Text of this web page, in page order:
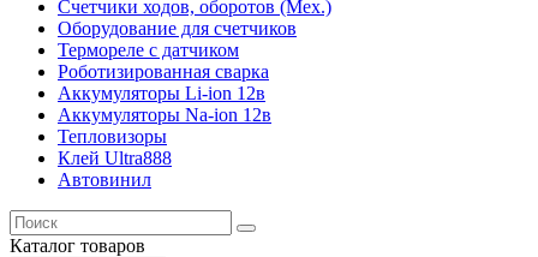
Счетчики ходов, оборотов (Мех.)
Оборудование для счетчиков
Термореле с датчиком
Роботизированная сварка
Аккумуляторы Li-ion 12в
Аккумуляторы Na-ion 12в
Тепловизоры
Клей Ultra888
Автовинил
Каталог товаров